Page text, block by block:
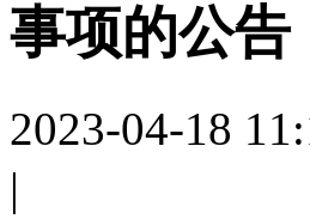
事项的公告
2023-04-18
|